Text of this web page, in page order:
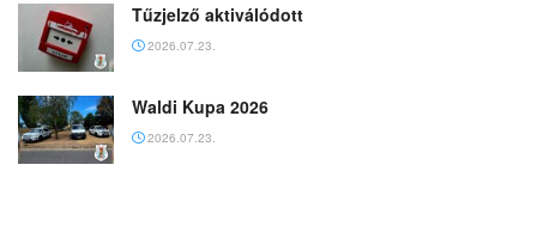
Tűzjelző aktiválódott
2026.07.23.
Waldi Kupa 2026
2026.07.23.